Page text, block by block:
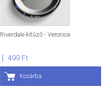
Riverdale kitűző - Veronica
499 Ft
Kosárba